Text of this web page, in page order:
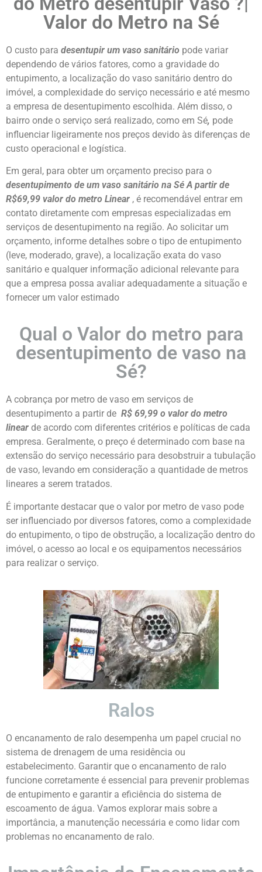
Valor do Metro na Sé
O custo para desentupir um vaso sanitário pode variar
dependendo de vários fatores, como a gravidade do
entupimento, a localização do vaso sanitário dentro do
imóvel, a complexidade do serviço necessário e até mesmo
a empresa de desentupimento escolhida. Além disso, o
bairro onde o serviço será realizado, como em Sé, pode
influenciar ligeiramente nos preços devido às diferenças de
custo operacional e logística.
Em geral, para obter um orçamento preciso para o
desentupimento de um vaso sanitário na SéA partir de
R$69,99 valor do metro Linear , é recomendável entrar em
contato diretamente com empresas especializadas em
serviços de desentupimento na região. Ao solicitar um
orçamento, informe detalhes sobre o tipo de entupimento
(leve, moderado, grave), a localização exata do vaso
sanitário e qualquer informação adicional relevante para
que a empresa possa avaliar adequadamente a situação e
fornecer um valor estimado
Qual o Valor do metro para
desentupimento de vaso na
Sé?
A cobrança por metro de vaso em serviços de
desentupimento a partir de R$ 69,99 o valor do metro
linear de acordo com diferentes critérios e políticas de cada
empresa. Geralmente, o preço é determinado com base na
extensão do serviço necessário para desobstruir a tubulação
de vaso, levando em consideração a quantidade de metros
lineares a serem tratados.
É importante destacar que o valor por metro de vaso pode
ser influenciado por diversos fatores, como a complexidade
do entupimento, o tipo de obstrução, a localização dentro do
imóvel, o acesso ao local e os equipamentos necessários
para realizar o serviço.
Ralos
O encanamento de ralo desempenha um papel crucial no
sistema de drenagem de uma residência ou
estabelecimento. Garantir que o encanamento de ralo
funcione corretamente é essencial para prevenir problemas
de entupimento e garantir a eficiência do sistema de
escoamento de água. Vamos explorar mais sobre a
importância, a manutenção necessária e como lidar com
problemas no encanamento de ralo.